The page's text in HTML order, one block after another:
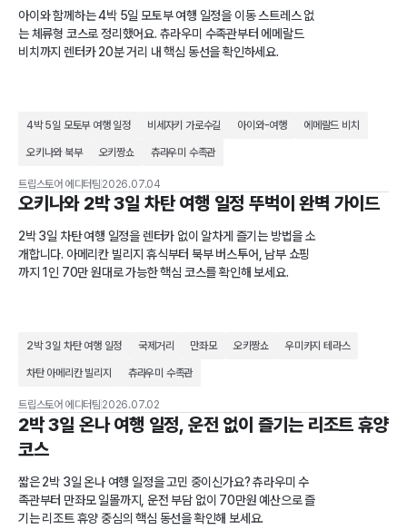
아이와 함께하는 4박 5일 모토부 여행 일정을 이동 스트레스 없
는 체류형 코스로 정리했어요. 츄라우미 수족관부터 에메랄드
비치까지 렌터카 20분 거리 내 핵심 동선을 확인하세요.
4박 5일 모토부 여행 일정 비세자키 가로수길 아이와-여행 에메랄드 비치
오키나와 북부 오키짱쇼 츄라우미 수족관
트립스토어 에디터팀 2026.07.04
오키나와 2박 3일 차탄 여행 일정 뚜벅이 완벽 가이드
2박 3일 차탄 여행 일정을 렌터카 없이 알차게 즐기는 방법을 소
개합니다. 아메리칸 빌리지 휴식부터 북부 버스투어, 남부 쇼핑
까지 1인 70만 원대로 가능한 핵심 코스를 확인해 보세요.
2박 3일 차탄 여행 일정 국제거리 만좌모 오키짱쇼 우미카지 테라스
차탄 아메리칸 빌리지 츄라우미 수족관
트립스토어 에디터팀 2026.07.02
2박 3일 온나 여행 일정, 운전 없이 즐기는 리조트 휴양
코스
짧은 2박 3일 온나 여행 일정을 고민 중이신가요? 츄라우미 수
족관부터 만좌모 일몰까지, 운전 부담 없이 70만원 예산으로 즐
기는 리조트 휴양 중심의 핵심 동선을 확인해 보세요.